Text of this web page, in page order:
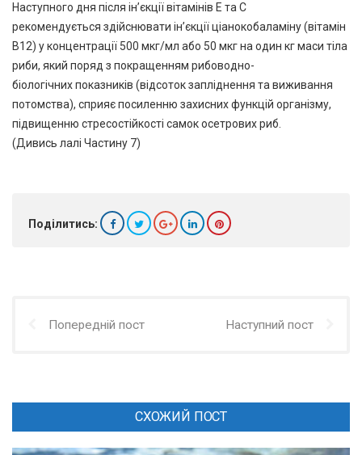
Наступного дня після ін’єкції вітамінів Е та С
рекомендується здійснювати ін’єкції ціанокобаламіну (вітамін
В12) у концентрації 500 мкг/мл або 50 мкг на один кг маси тіла
риби, який поряд з покращенням рибоводно-
біологічних показників (відсоток запліднення та виживання
потомства), сприяє посиленню захисних функцій організму,
підвищенню стресостійкості самок осетрових риб.
(Дивись лалі Частину 7)
Поділитись:
Попередній пост Наступний пост
СХОЖИЙ ПОСТ